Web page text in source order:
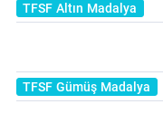
TFSF Altın Madalya
TFSF Gümüş Madalya